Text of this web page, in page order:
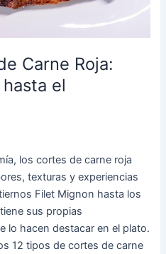
Carne Roja:
el
los cortes de carne roja
texturas y experiencias
Filet Mignon hasta los
sus propias
lo hacen destacar en el plato.
12 tipos de cortes de carne